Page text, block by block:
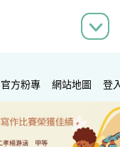
官方粉專 網站地圖 登